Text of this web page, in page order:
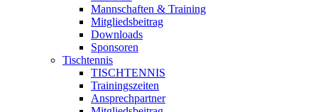
Mannschaften & Training
Mitgliedsbeitrag
Downloads
Sponsoren
Tischtennis
TISCHTENNIS
Trainingszeiten
Ansprechpartner